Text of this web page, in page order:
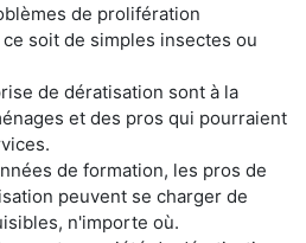
de prolifération
soit de simples insectes ou
de dératisation sont à la
et des pros qui pourraient
de formation, les pros de
peuvent se charger de
n'importe où.